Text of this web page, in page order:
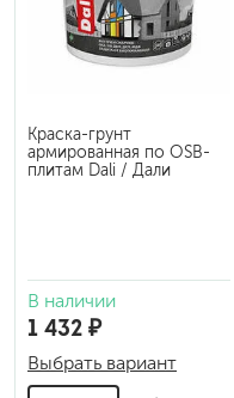
Краска-грунт
армированная по OSB-
плитам Dali / Дали
В наличии
1 432 ₽
Выбрать вариант